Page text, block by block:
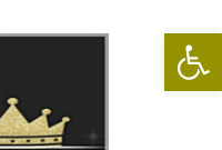
פתח סרגל נגישות